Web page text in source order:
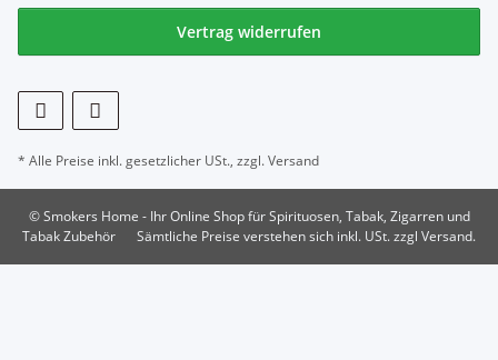
Vertrag widerrufen
* Alle Preise inkl. gesetzlicher USt., zzgl.Versand
© Smokers Home - Ihr Online Shop für Spirituosen, Tabak, Zigarren und
Tabak Zubehör
Sämtliche Preise verstehen sich inkl. USt. zzgl Versand.